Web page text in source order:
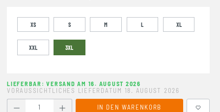
XS S M L XL
XXL 3XL
LIEFERBAR: VERSAND AM 16. AUGUST 2026
VORAUSSICHTLICHES LIEFERDATUM 18. AUGUST 2026
Produkt Anzahl: Gib den gewünschten Wert ein oder
IN DEN WARENKORB